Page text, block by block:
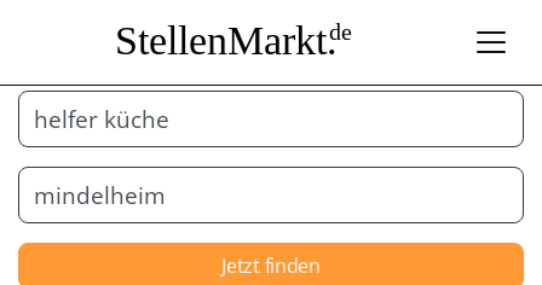
StellenMarkt.de
Jetzt finden